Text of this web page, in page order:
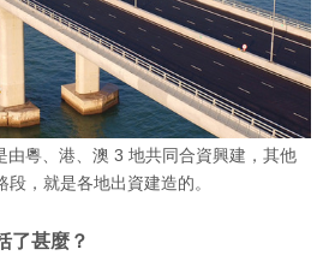
由粵、港、澳 3 地共同合資興建，其他
段，就是各地出資建造的。
了甚麼？